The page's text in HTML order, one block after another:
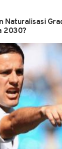
Naturalisasi
2030?